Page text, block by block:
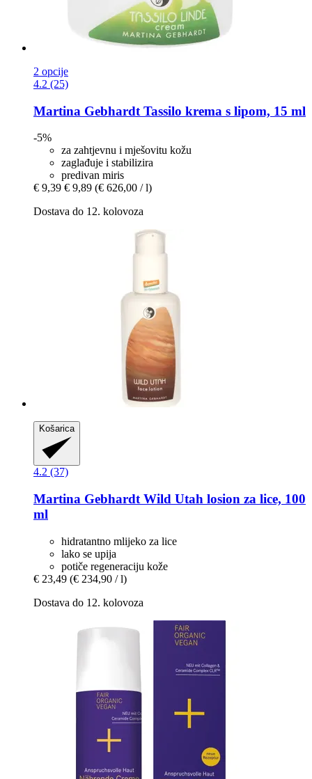
2 opcije
4.2 (25)
Martina Gebhardt Tassilo krema s lipom, 15 ml
-5%
za zahtjevnu i mješovitu kožu
zaglađuje i stabilizira
predivan miris
€ 9,39 € 9,89 (€ 626,00 / l)
Dostava do 12. kolovoza
Košarica
4.2 (37)
Martina Gebhardt Wild Utah losion za lice, 100
ml
hidratantno mlijeko za lice
lako se upija
potiče regeneraciju kože
€ 23,49 (€ 234,90 / l)
Dostava do 12. kolovoza